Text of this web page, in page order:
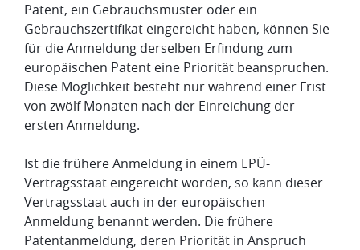
Patent, ein Gebrauchsmuster oder ein
Gebrauchszertifikat eingereicht haben, können Sie
für die Anmeldung derselben Erfindung zum
europäischen Patent eine Priorität beanspruchen.
Diese Möglichkeit besteht nur während einer Frist
von zwölf Monaten nach der Einreichung der
ersten Anmeldung.
Ist die frühere Anmeldung in einem EPÜ-
Vertragsstaat eingereicht worden, so kann dieser
Vertragsstaat auch in der europäischen
Anmeldung benannt werden. Die frühere
Patentanmeldung, deren Priorität in Anspruch